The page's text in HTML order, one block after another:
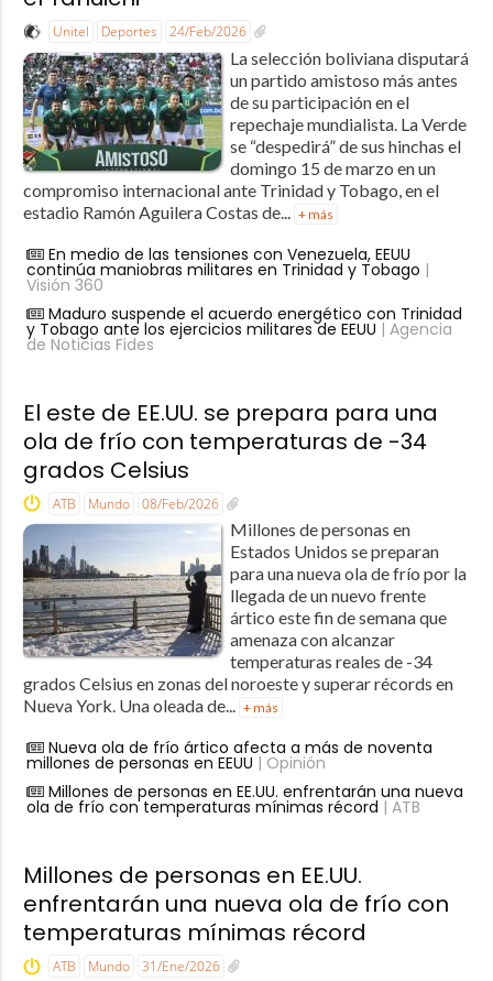
Unitel Deportes 24/Feb/2026
La selección boliviana disputará
un partido amistoso más antes
de su participación en el
repechaje mundialista. La Verde
se “despedirá” de sus hinchas el
domingo 15 de marzo en un
compromiso internacional ante Trinidad y Tobago, en el
estadio Ramón Aguilera Costas de...
+ más
En medio de las tensiones con Venezuela, EEUU
continúa maniobras militares en Trinidad y Tobago |
Visión 360
Maduro suspende el acuerdo energético con Trinidad
y Tobago ante los ejercicios militares de EEUU | Agencia
de Noticias Fides
El este de EE.UU. se prepara para una
ola de frío con temperaturas de -34
grados Celsius
ATB Mundo 08/Feb/2026
Millones de personas en
Estados Unidos se preparan
para una nueva ola de frío por la
llegada de un nuevo frente
ártico este fin de semana que
amenaza con alcanzar
temperaturas reales de -34
grados Celsius en zonas del noroeste y superar récords en
Nueva York. Una oleada de... + más
Nueva ola de frío ártico afecta a más de noventa
millones de personas en EEUU | Opinión
Millones de personas en EE.UU. enfrentarán una nueva
ola de frío con temperaturas mínimas récord | ATB
Millones de personas en EE.UU.
enfrentarán una nueva ola de frío con
temperaturas mínimas récord
ATB Mundo 31/Ene/2026